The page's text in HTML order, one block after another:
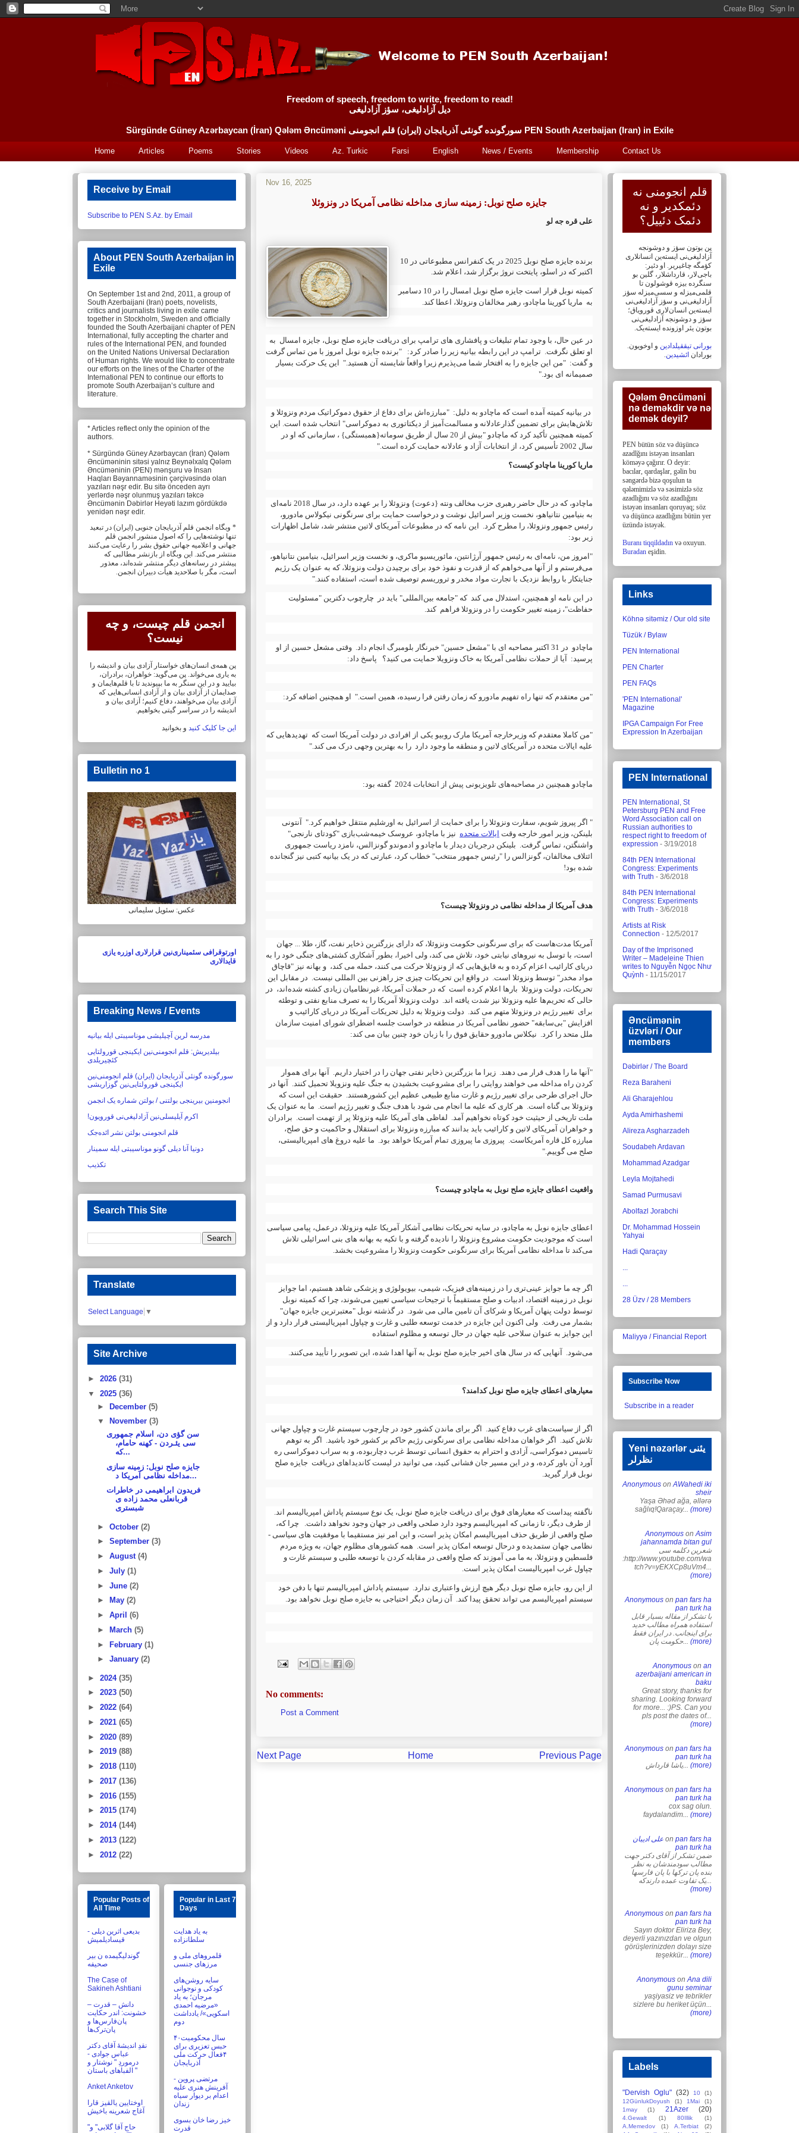
Freedom of speech, freedom to write, freedom to read!
دیل آزادلیغی، سؤز آزادلیغی
Sürgünde Güney Azərbaycan (İran) Qələm Əncüməni سورگونده گونئی آذربایجان (ایران) قلم انجومنی PEN South Azerbaijan (Iran) in Exile
Home Articles Poems Stories Videos Az. Turkic Farsi English News / Events Membership Contact Us
Nov 16, 2025
جایزه صلح نوبل: زمینه سازی مداخله نظامی آمریکا در ونزوئلا
علی قره جه لو
برنده جایزه صلح نوبل 2025
در یک کنفرانس مطبوعاتی در 10
اکتبر که در اسلو، پایتخت نروژ برگزار شد، اعلام شد.
کمیته نوبل قرار است
جایزه صلح نوبل امسال را در 10 دسامبر
به ماریا کورینا ماچادو، رهبر مخالفان ونزوئلا، اعطا کند.
در عین حال، با وجود تمام تبلیغات و پافشاری های ترامپ برای دریافت جایزه صلح نوبل، جایزه امسال به
او تعلق نگرفت. ترامپ در این رابطه بیانیه زیر را صادر کرد: "برنده جایزه نوبل امروز با من تماس گرفت
و گفت: "من این جایزه را به افتخار شما می‌پذیرم زیرا واقعاً شایسته آن هستید." این یک حرکت بسیار
صمیمانه ای بود."
در بیانیه کمیته آمده است که ماچادو به دلیل: "مبارزه‌اش برای دفاع از حقوق دموکراتیک مردم ونزوئلا و
تلاش‌هایش برای تضمین گذارعادلانه و مسالمت‌آمیز از دیکتاتوری به دموکراسی" انتخاب شده است. این
کمیته همچنین تأکید کرد که ماچادو "بیش از 20 سال از طریق سوماته
{همبستگی} ، سازمانی که او در
سال 2002 تأسیس کرد، از انتخابات آزاد و عادلانه حمایت کرده است."
ماریا کورینا ماچادو کیست؟
ماچادو، که در حال حاضر رهبری حزب مخالف ونته {دعوت} ونزوئلا را بر عهده دارد، در سال 2018 نامه‌ای
به بنیامین نتانیاهو، نخست وزیر اسرائیل نوشت و درخواست حمایت برای سرنگونی نیکولاس مادورو،
رئیس جمهور ونزوئلا، را مطرح کرد. این نامه که در مطبوعات آمریکای لاتین منتشر شد، شامل اظهارات
زیر بود:
"امروز من، نامه‌ای به رئیس جمهور آرژانتین، مائوریسیو ماکری، و نخست وزیر اسرائیل، بنیامین نتانیاهو،
می‌فرستم و از آنها می‌خواهم که از قدرت و نفوذ خود برای برچیدن دولت ونزوئلا، که به عنوان یک رژیم
جنایتکار با روابط نزدیک با تجارت مواد مخدر و تروریسم توصیف شده است، استفاده کنند.
"
در این نامه او همچنین، استدلال می کند که "جامعه بین‌المللی" باید در چارچوب دکترین "مسئولیت
حفاظت"، زمینه تغییر حکومت را در ونزوئلا فراهم کند.
ماچادو در 31 اکتبر مصاحبه ای با "مشعل حسین" خبرنگار بلومبرگ انجام داد. وقتی مشعل حسین از او
پرسید: آیا از حملات نظامی آمریکا به خاک ونزویلا حمایت می کنید؟ پاسخ داد:
"من معتقدم که تنها راه تفهیم مادورو که زمان رفتن فرا رسیده، همین است." او همچنین اضافه کرد:
"من کاملا معتقدم که وزیرخارجه آمریکا مارک روبیو یکی از افرادی در دولت آمریکا است که تهدیدهایی که
علیه ایالات متحده در آمریکای لاتین و منطقه ما وجود دارد را به بهترین وجهی درک می کند."
ماچادو همچنین در مصاحبه‌های تلویزیونی پیش از انتخابات 2024 گفته بود:
" اگر پیروز شویم، سفارت ونزوئلا را برای حمایت از اسرائیل به اورشلیم منتقل خواهیم کرد." آنتونی
بلینکن، وزیر امور خارجه وقت ایالات متحده نیز با ماچادو، عروسک‌ خیمه‌شب‌بازی "کودتای نارنجی"
واشنگتن، تماس گرفت. بلینکن درجریان دیدار با ماچادو و ادموندو گونزالس، نامزد ریاست جمهوری
ائتلاف مخالفان، گونزالس را "رئیس جمهور منتخب" خطاب کرد، عبارتی که در یک بیانیه کتبی نیز گنجانده
شده بود!
هدف آمریکا از مداخله نظامی در ونزوئلا چیست؟
آمریکا مدت‌هاست که برای سرنگونی حکومت ونزوئلا، که دارای بزرگترین ذخایر نفت، گاز، طلا ... جهان
است، با توسل به نیروهای نیابتی خود، تلاش می کند، ولی اخیرا، بطور آشکاری کشتی‌های جنگی خود را به
دریای کارائیب اعزام کرده و به قایق‌هایی که از ونزوئلا حرکت می‌ کنند، حمله می کند، و بهانه نیز "قاچاق
مواد مخدر" توسط ونزوئلا است. در واقع این تحریکات چیزی جز راهزنی بین المللی نیست. در مقابل این
تحریکات، دولت ونزوئلا بارها اعلام کرده است که در حملات آمریکا، غیرنظامیان زیادی کشته شده‌اند، در
حالی که تحریم‌ها علیه ونزوئلا نیز شدت یافته اند. دولت ونزوئلا آمریکا را به تصرف منابع نفتی و توطئه
برای تغییر رژیم در ونزوئلا متهم می کند. دولت ونزوئلا به دلیل تحریکات آمریکا در دریای کارائیب و
افزایش "بی‌سابقه" حضور نظامی آمریکا در منطقه در خواست جلسه اضطرای شورای امنیت سازمان
ملل متحد را کرد. نیکلاس مادورو حقایق فوق را با زبان خود چنین بیان می کند:
"آنها ما را هدف قرار می دهند. زیرا ما بزرگترین ذخایر نفتی جهان را در اختیار داریم. آنها برای هموار
کردن راه مداخله می خواهند روایتی را برای مشروعیت بخشیدن به جنگ علیه ونزویلا تحمیل کنند. آنها در
حال اجرای طرحی برای تغییر رژیم و غارت منابع طبیعی عظیم این کشورهستند. حقیقت این است که
ونزوئلا بی گناه است. هر کاری که علیه ما انجام می شود با هدف جنگ و تغییر رژیم است. ما به عنوان یک
ملت تاریخی از حیثیت خود کوتاه نخواهیم آمد. لفاظی های آمریکا علیه ونزوئلا پر از تهمت است. برادران
و خواهران آمریکای لاتین و کارائیب باید بدانند که مبارزه ونزوئلا برای استقلال و حاکمیت و حق صلح،
مبارزه کل قاره آمریکاست. پیروزی ما پیروزی تمام آمریکا خواهد بود. ما علیه دروغ های امپریالیستی،
صلح می گوییم."
واقعیت اعطای جایزه صلح نوبل به ماچادو چیست؟
اعطای جایزه نوبل به ماچادو، در سایه تحریکات نظامی آشکار آمریکا علیه ونزوئلا، درعمل، پیامی سیاسی
است که موجودیت حکومت مشروع ونزوئلا را نادیده گرفته و با تکیه به بهانه های بنی اسرائیلی تلاش
می‌کند تا مداخله نظامی آمریکا برای سرنگونی حکومت ونزوئلا را مشروعیت بخشد.
اگر چه ما جوایز عینی‌تری را در زمینه‌های فیزیک، شیمی، بیویولوژی و پزشکی شاهد هستیم، اما جوایز
نوبل در زمینه اقتصاد، ادبیات و صلح مستقیماً با ترجیحات سیاسی تعیین می‌شوند، چرا که کمیته نوبل
توسط دولت پنهان آمریکا و شرکای آن تامین مالی می شود. در گذشته نوبل "معتبرترین جایزه جهان"
بشمار می رفت. ولی اکنون این جایزه در خدمت توسعه طلبی و غارت و چپاول امپریالیستی قرار دارد و از
این جوایز به عنوان سلاحی علیه جهان در حال توسعه و مظلوم استفاده
می‌شود. آنهایی که در سال های اخیر جایزه صلح نوبل به آنها اهدا شده، این تصویر را تأیید می‌کنند.
معیارهای اعطای جایزه صلح نوبل کدامند؟
اگر از سیاست‌های غرب دفاع کنید. اگر برای ماندن کشور خود در چارچوب سیستم غارت و چپاول جهانی
تلاش کنید. اگر خواهان مداخله نظامی برای سرنگونی رژیم حاکم بر کشور خود باشید. اگر به توهم
تاسیس دموکراسی، آزادی و احترام به حقوق انسانی توسط غرب دچاربوده، و به سراب دموکراسی ره
آورد آن باور کرده، و در این مسیر جان فشانی کنید، می توانید در لیست کاندیداهای دریافت جایزه صلح
نوبل قرار گیرید.
ناگفته پیداست که معیارهای فوق برای دریافت جایزه صلح نوبل، یک نوع سیستم پاداش امپریالیسم اند.
از طرف دیگر، تا زمانی که امپریالیسم وجود دارد صلحی واقعی در جهان وجود نخواهد داشت. چرا که،
صلح واقعی از طریق حذف امپریالیسم امکان پذیر است، و این امر نیز مستقیما با موفقیت های سیاسی -
نظامی جهان ستمدیده و درحال توسعه امکان پذیر است. همه کشورهای مظلوم جهان، به ویژه مردم
فلسطین و ونزوئلا، به ما می آموزند که صلح واقعی در مقابله کردن با توسعه طلبی و سیستم غارت و
چپاول غرب امپریالیست امکان پذیر است.
از این رو، جایزه صلح نوبل دیگر هیچ ارزش واعتباری ندارد. سیستم پاداش امپریالیسم تنها با دفن خود
سیستم امپریالیسم می تواند تحقق پیدا کند. آن زمان دیگر احتیاجی به جایزه صلح نوبل نخواهد بود.
No comments:
Post a Comment
Next Page Previous Page
Home
Receive by Email
Subscribe to PEN S.Az. by Email
About PEN South Azerbaijan in
Exile
On September 1st and 2nd, 2011, a group of
South Azerbaijani (Iran) poets, novelists,
critics and journalists living in exile came
together in Stockholm, Sweden and officially
founded the South Azerbaijani chapter of PEN
International, fully accepting the charter and
rules of the International PEN, and founded
on the United Nations Universal Declaration
of Human rights. We would like to concentrate
our efforts on the lines of the Charter of the
International PEN to continue our efforts to
promote South Azerbaijan’s culture and
literature.
* Articles reflect only the opinion of the
authors.
* Sürgündə Güney Azərbaycan (İran) Qələm
Əncüməninin sitəsi yalnız Beynəlxalq Qələm
Əncüməninin (PEN) mənşuru və İnsan
Haqları Bəyannaməsinin çərçivəsində olan
yazıları nəşr edir. Bu sitə önceden ayrı
yerlərdə nəşr olunmuş yazıları təkcə
Əncümənin Dəbirlər Heyəti lazım gördükdə
yenidən nəşr edir.
* وبگاه انجمن قلم آذربایجان جنوبی (ایران) در تبعید
تنها نوشته‌هایی را که اصول منشور انجمن قلم
جهانی و ‏اعلامیه جهانی حقوق بشر را رعایت می‌کنند
منتشر می‌کند. این وبگاه از بازنشر مطالبی که
پیشتر در ‏رسانه‌های دیگر منتشر شده‌اند، معذور
است، مگر با صلاحدید هیأت دبیران انجمن.
انجمن قلم چیست، و چه
نیست؟
پن همه‌ی انسان‌های خواستار آزادی بیان و اندیشه را
به یاری می‌خواند. پن می‌گوید: خواهران، ‏برادران،
بیایید و در این سنگر به ما بپیوندید تا با قلم‌هایمان‏ و
صدایمان از آزادی بیان و از آزادی ‏انسانی‌هایی که
آزادی بیان می‌خواهند، دفاع کنیم؛ آزادی بیان و
اندیشه را در سراسر گیتی ‏بخواهیم.
این جا کلیک کنید و بخوانید
Bulletin no 1
عکس: سئویل سلیمانی
اورتوقرافی سئمیناری‌نین قرارلاری اوزره یازی
قایدالاری
Breaking News / Events
مدرسه لرین آچیلیشی موناسیبتی ایله بیانیه
بیلدیریش:‏ قلم انجومنی‌نین ایکینجی قورولتایی
کئچیریلدی
سورگونده گونئی آذربایجان (ایران) قلم انجومنی‌نین
ایکینجی قورولتایی‌نین گوزاریشی‏
انجومنین بیرینجی بولتنی / بولتن شماره یک انجمن
اکرم آیلیسلی‌نین آزادلیغی‌نی قورویون!‏
قلم انجومنی بولتن نشر ائده‌جک
دونیا آنا دیلی گونو موناسیبتی ایله سمینار
تکذیب
Search This Site
Translate
Select Language ▼
Site Archive
► 2026 (31)
▼ 2025 (36)
► December (5)
▼
November (3)
سن گؤی دن، اسلام جمهوری
سی يئـردن - كهنه حامام،
كه...
جایزه صلح نوبل: زمینه سازی
مداخله نظامی آمریکا د...
فریدون ابراهیمی در خاطرات
قربانعلی محمد زاده ی
شبستری
► October (2)
► September (3)
► August (4)
► July (1)
► June (2)
►
May (2)
► April (6)
►
March (5)
► February (1)
► January (2)
► 2024 (35)
► 2023 (50)
► 2022 (64)
► 2021 (65)
► 2020 (89)
► 2019 (88)
► 2018 (110)
► 2017 (136)
► 2016 (155)
► 2015 (174)
► 2014 (144)
► 2013 (122)
► 2012 (22)
Popular Posts of
All Time
بدیعی اثرین دیلی -
قیسادیلمیش
گوندلیگیمده ن بیر
صحیفه
The Case of
Sakineh Ashtiani
دانش – قدرت –
خشونت: اندر حکایت
پان‌فارس‌ها و
پان‌ترک‌ها
نقدِ اندیشۀ آقای دکتر
عباس جوادی -
درموردِ " نوشتار و
الفباهای باستان "
Anket Anketov
اوختايين يالقيز قارا
"حاج آقا گلابى" و
Popular in Last 7
Days
به یاد هدایت
سلطانزاده
قلمروهای ملی و
مرزهای جنسی
سایه روشن‌های
کودکی و نوجوانی
مرجان؛ به یاد
«مرضیه احمدی
اسکویی»/ یادداشت
دوم
۴۰سال محکومیت
حبس تعزیری برای
۴فعال حرکت ملی
آذربایجان
مرتضی پروین -
آفرینش هنری علیه
اعدام بر دیوار سیاه
زندان
خیز رضا خان بسوی
قدرت
قلم انجومنی نه
دئمکدیر و نه
دئمک دئییل؟
پن بوتون سؤز و دوشونجه
آزادلیغی‌نی ایسته‌ین انسانلاری
کؤمگه چاغیریر. او دئیر:
باجی‌لار، ‏قارداشلار، گلین بو
سنگرده بیزه قوشولون تا
قلمی‌میزله و سسی‌میزله سؤز
آزادلیغی‌نی و سؤز ‏آزادلیغی‌نی
ایسته‌ین انسان‌لاری قورویاق؛
سؤز و دوشونجه آزادلیغی‌نی
بوتون یئر اوزونده ایسته‌یک. ‏
بورانی تیققیلدادین و اوخویون.
بورادان ائشیدین.
Qələm Əncüməni
nə deməkdir və nə
demək deyil?‎
PEN bütün söz və düşüncə
azadlğını istəyən insanları
köməyə çağırır. O deyir:
bacılar, ‎qardaşlar, gəlin bu
səngərdə bizə qoşulun ta
qələmimizlə və səsimizlə söz
azadlığını və söz ‎azadlığını
istəyən insanları qoruyaq; söz
və düşüncə azadlığını bütün yer
üzündə istəyək.
Buranı tiqqildadın və oxuyun.
Buradan eşidin.
Links
Köhnə sitəmiz / Our old site
Tüzük / Bylaw
PEN International
PEN Charter
PEN FAQs
'PEN International'
Magazine
IPGA Campaign For Free
Expression In Azerbaijan
PEN International
PEN International, St
Petersburg PEN and Free
Word Association call on
Russian authorities to
respect right to freedom of
expression - 3/19/2018
84th PEN International
Congress: Experiments
with Truth - 3/6/2018
84th PEN International
Congress: Experiments
with Truth - 3/6/2018
Artists at Risk
Connection - 12/5/2017
Day of the Imprisoned
Writer – Madeleine Thien
writes to Nguyễn Ngọc Như
Quỳnh - 11/15/2017
Əncümənin
üzvləri / Our
members
Dəbirlər / The Board
Reza Baraheni
Ali Gharajehlou
Ayda Amirhashemi
Alireza Asgharzadeh
Soudabeh Ardavan
Mohammad Azadgar
Leyla Mojtahedi
Samad Purmusavi
Abolfazl Jorabchi
Dr. Mohammad Hossein
Yahyai
Hadi Qaraçay
...
...
28 Üzv / 28 Members
Maliyyə / Financial Report
Subscribe Now
Subscribe in a reader
Yeni nəzərlər یئنی
نظرلر
Anonymous onAWahedi iki
sheir
Yaşa Əhəd ağa, əllərə
sağlıq!Qaraçay... (more)
Anonymous onAsim
jahannamda bitan gul
شعرین دکلمه سی
:http://www.youtube.com/wa
tch?v=yEKXCp8uVm4...
(more)
Anonymous on pan fars ha
pan turk ha
با تشکر از مقاله بسیار قابل
استفاده همراه مطالب خدید
برای اینجانب. در ایران فقط
حکومت پان... (more)
Anonymous on an
azerbaijani american in
baku
Great story, thanks for
sharing. Looking forward
for more... :)PS. Can you
pls post the dates of...
(more)
Anonymous on pan fars ha
pan turk ha
یاشا قارداش... (more)
Anonymous on pan fars ha
pan turk ha
cox sag olun.
faydalandim... (more)
علی ادیبان on pan fars ha
pan turk ha
ضمن تشکر از آقای دکتر جهت
مطالب سودمندشان به نظر
بنده پان ترکها با پان فارسها
یک تفاوت عمده دارندکه...
(more)
Anonymous on pan fars ha
pan turk ha
Sayın doktor Eliriza Bey,
deyerli yazınızdan ve olgun
görüşlerinizden dolayı size
teşekkür... (more)
Anonymous onAna dili
gunu seminar
yaşiyasiz ve tebrikler
sizlere bu heriket üçün...
(more)
Labels
"Dervish Oglu" (32) 10
(1)
12GünlukDoyush
(1) 1Mai
(1)
1may
(1) 21Azer (20)
4.Gewalt (1) 80Illik
(1)
A.Memedov
(1) A.Terbiat
(2)